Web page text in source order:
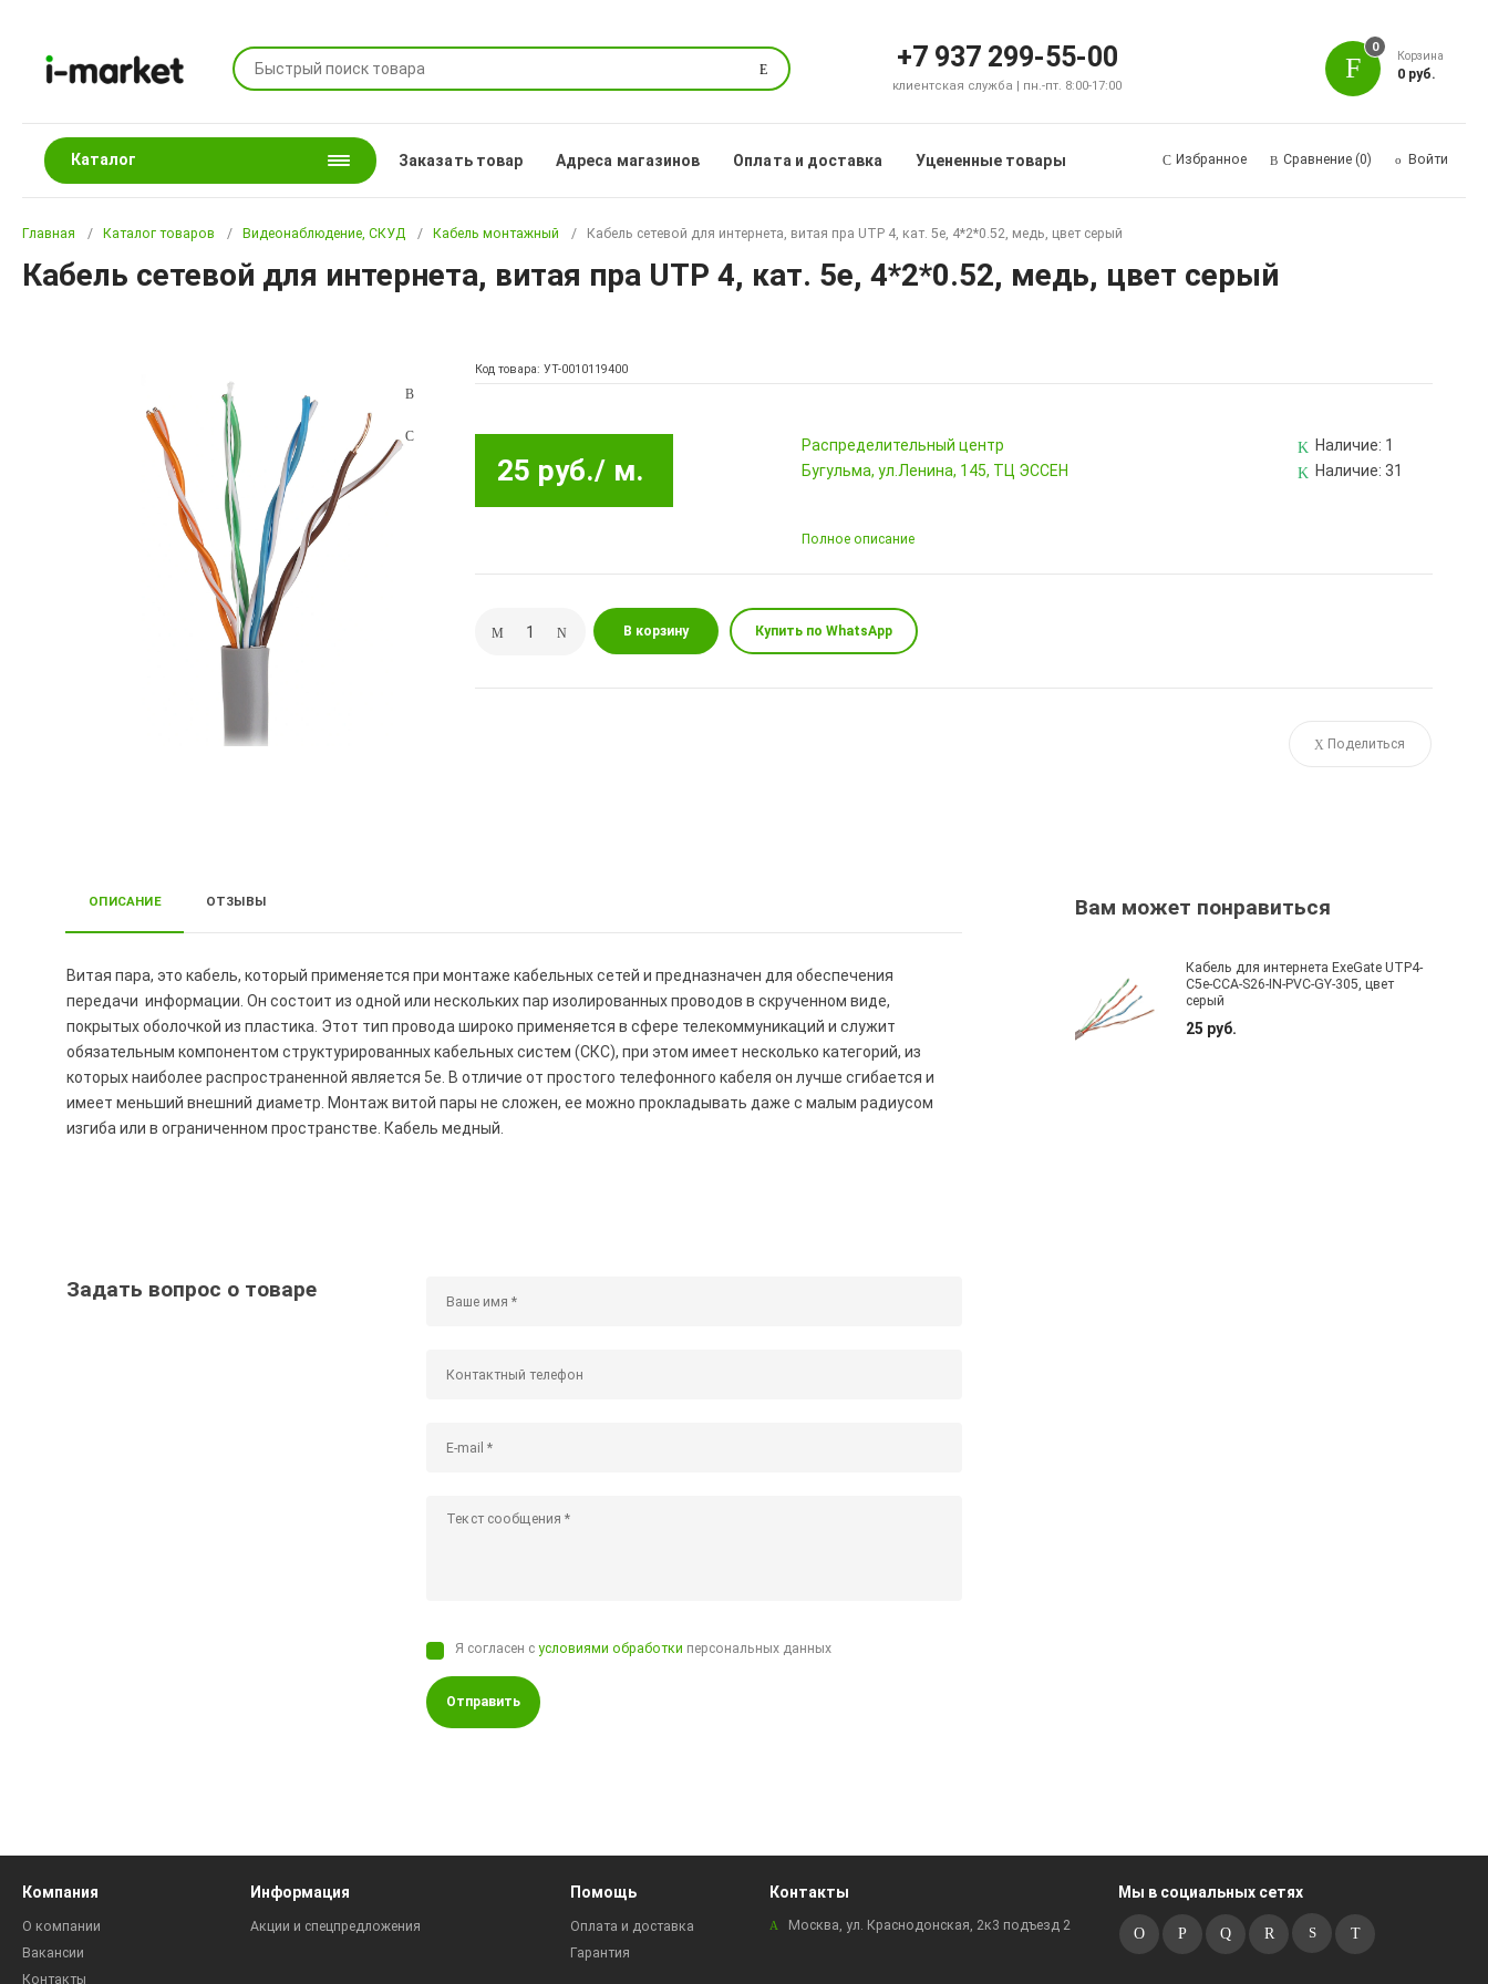
Поиск +7 937 299-55-00
клиентская служба | пн.-пт. 8:00-17:00
0
Корзина
0 руб.
Каталог Заказать товар Адреса магазинов Оплата и доставка Уцененные товары Избранное Сравнение (0) Войти
Главная Каталог товаров Видеонаблюдение, СКУД Кабель монтажный Кабель сетевой для интернета, витая пра UTP 4, кат. 5e, 4*2*0.52, медь, цвет серый
Кабель сетевой для интернета, витая пра UTP 4, кат. 5e, 4*2*0.52, медь, цвет серый
Код товара: УТ-0010119400
25 руб./ м.
Pаспределительный центр Наличие: 1
Бугульма, ул.Ленина, 145, ТЦ ЭССЕН
Наличие: 31
Полное описание
В корзину Купить по WhatsApp
Поделиться
ОПИСАНИЕ ОТЗЫВЫ
Витая пара, это кабель, который применяется при монтаже кабельных сетей и предназначен для обеспечения
передачи информации. Он состоит из одной или нескольких пар изолированных проводов в скрученном виде,
покрытых оболочкой из пластика. Этот тип провода широко применяется в сфере телекоммуникаций и служит
обязательным компонентом структурированных кабельных систем (СКС), при этом имеет несколько категорий, из
которых наиболее распространенной является 5e. В отличие от простого телефонного кабеля он лучше сгибается и
имеет меньший внешний диаметр. Монтаж витой пары не сложен, ее можно прокладывать даже с малым радиусом
изгиба или в ограниченном пространстве. Кабель медный.
Задать вопрос о товаре
Я согласен сусловиями обработки персональных данных
Отправить
Вам может понравиться
Кабель для интернета ExeGate UTP4-
C5e-CCA-S26-IN-PVC-GY-305, цвет
серый
25 руб.
Компания
О компании
Вакансии
Контакты
Информация
Акции и спецпредложения
Помощь
Оплата и доставка
Гарантия
Контакты
Москва, ул. Краснодонская, 2к3 подъезд 2
Мы в социальных сетях